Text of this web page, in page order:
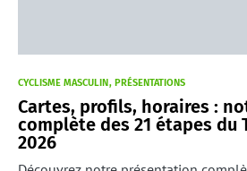
CYCLISME MASCULIN PRÉSENTATIONS
Cartes, profils, horaires :
complète des 21 étapes du
2026